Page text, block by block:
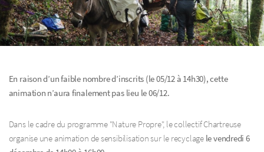
En raison d’un faible nombre d’inscrits (le 05/12 à 14h30), cette
animation n’aura finalement pas lieu le 06/12.
Dans le cadre du programme "Nature Propre", le collectif Chartreuse
organise une animation de sensibilisation sur le recyclage le vendredi 6